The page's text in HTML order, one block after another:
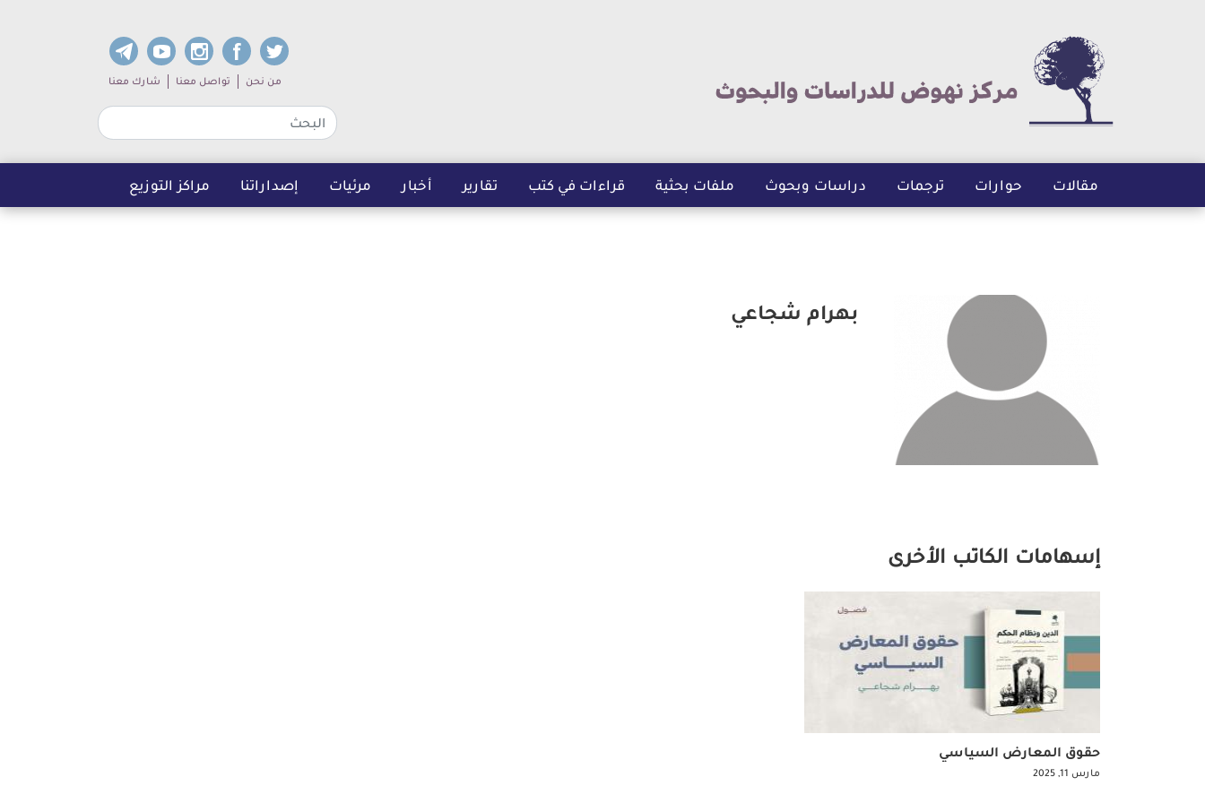
Sub navigation
من نحن تواصل معنا شارك معنا
مقالات حوارات ترجمات دراسات وبحوث ملفات بحثية قراءات في كتب تقارير أخبار مرئيات إصداراتنا مراكز التوزيع
بهرام شجاعي
إسهامات الكاتب الأخرى
حقوق المعارض السياسي
مارس 11, 2025